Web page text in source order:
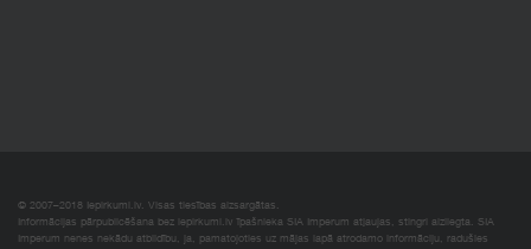
© 2007–2018 Iepirkumi.lv. Visas tiesības aizsargātas.
Informācijas pārpublicēšana bez iepirkumi.lv īpašnieka SIA Imperum atļaujas, stingri aizliegta. SIA
Imperum nenes nekādu atbildību, ja, pamatojoties uz mājas lapā atrodamo informāciju, radušies